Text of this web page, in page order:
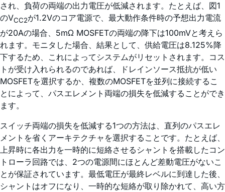
され、負荷の両端の出力電圧が低減されます。たとえば、図1
のVCC2が1.2Vのコア電源で、最大動作条件時の予想出力電流
が20Aの場合、5mΩ MOSFETの両端の降下は100mVと考えら
れます。モニタした場合、結果として、供給電圧は8.125%降
下するため、これによってシステムがリセットされます。コス
トが受け入れられるのであれば、ドレインソース抵抗が低い
MOSFETを選択するか、複数のMOSFETを並列に接続するこ
とによって、パスエレメント両端の損失を低減することができ
ます。
スイッチ両端の損失を低減する1つの方法は、直列のパスエレ
メントを省くアーキテクチャを選択することです。たとえば、
上昇時に各出力を一時的に短絡させるシャントを搭載したコン
トローラ回路では、2つの電源間にほとんど差動電圧がないこ
とが保証されています。最低電圧が最終レベルに到達した後、
シャントはオフになり、一時的な短絡が取り除かれて、高い方